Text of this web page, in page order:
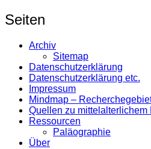
Seiten
Archiv
Sitemap
Datenschutzerklärung
Datenschutzerklärung etc.
Impressum
Mindmap –
Quellen zu
Ressourcen
Paläographie
Über